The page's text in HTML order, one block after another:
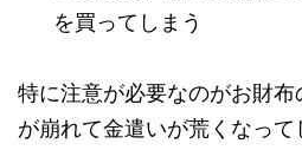
を買ってしまう
特に注意が必要なのがお財
が崩れて金遣いが荒くなって